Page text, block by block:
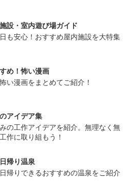
設・室内遊び場ガイド
も安心！おすすめ屋内施設を大特集
め！怖い漫画
い漫画をまとめてご紹介！
アイデア集
の工作アイデアを紹介。無理なく無
作に取り組もう！
帰り温泉
帰りできるおすすめの温泉をご紹介